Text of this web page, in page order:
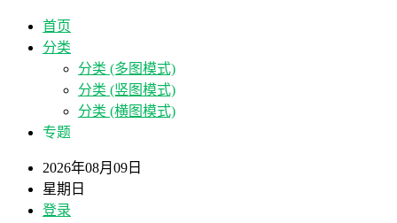
首页
分类
分类 (多图模式)
分类 (竖图模式)
分类 (横图模式)
专题
2026年08月09日
星期日
登录